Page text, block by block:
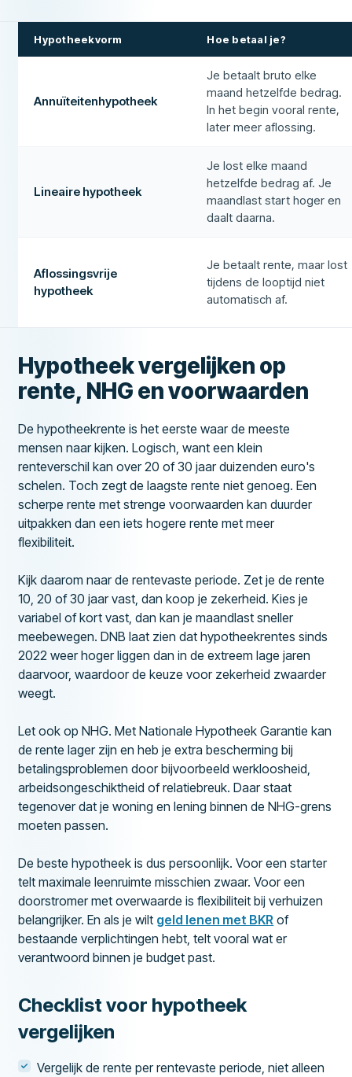
Hypotheekvorm Hoe betaal je?
Annuïteitenhypotheek
Je betaalt bruto elke
maand hetzelfde bedrag.
In het begin vooral rente,
later meer aflossing.
Lineaire hypotheek
Je lost elke maand
hetzelfde bedrag af. Je
maandlast start hoger en
daalt daarna.
Aflossingsvrije
hypotheek
Je betaalt rente, maar lost
tijdens de looptijd niet
automatisch af.
Hypotheek vergelijken op
rente, NHG en voorwaarden
De hypotheekrente is het eerste waar de meeste
mensen naar kijken. Logisch, want een klein
renteverschil kan over 20 of 30 jaar duizenden euro's
schelen. Toch zegt de laagste rente niet genoeg. Een
scherpe rente met strenge voorwaarden kan duurder
uitpakken dan een iets hogere rente met meer
flexibiliteit.
Kijk daarom naar de rentevaste periode. Zet je de rente
10, 20 of 30 jaar vast, dan koop je zekerheid. Kies je
variabel of kort vast, dan kan je maandlast sneller
meebewegen. DNB laat zien dat hypotheekrentes sinds
2022 weer hoger liggen dan in de extreem lage jaren
daarvoor, waardoor de keuze voor zekerheid zwaarder
weegt.
Let ook op NHG. Met Nationale Hypotheek Garantie kan
de rente lager zijn en heb je extra bescherming bij
betalingsproblemen door bijvoorbeeld werkloosheid,
arbeidsongeschiktheid of relatiebreuk. Daar staat
tegenover dat je woning en lening binnen de NHG-grens
moeten passen.
De beste hypotheek is dus persoonlijk. Voor een starter
telt maximale leenruimte misschien zwaar. Voor een
doorstromer met overwaarde is flexibiliteit bij verhuizen
belangrijker. En als je wilt geld lenen met BKR of
bestaande verplichtingen hebt, telt vooral wat er
verantwoord binnen je budget past.
Checklist voor hypotheek
vergelijken
Vergelijk de rente per rentevaste periode, niet alleen